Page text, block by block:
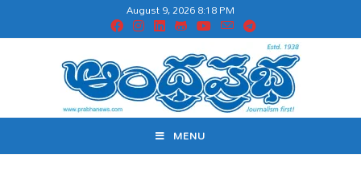
August 9, 2026 8:18 PM
MENU